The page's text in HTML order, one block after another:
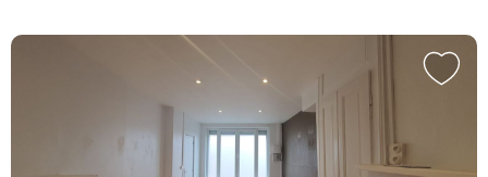
résidence vous offrira un maximum de confort.